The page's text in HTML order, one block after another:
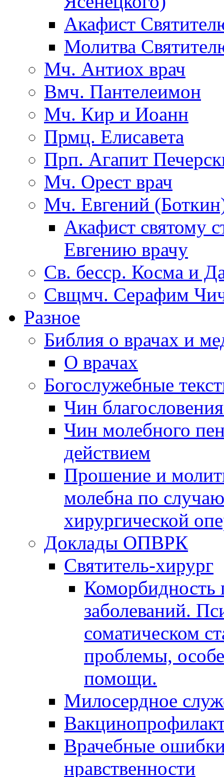
Акафист
Молитва
Мч. Антиох врач
Вмч. Пантелеимон
Мч. Кир и Иоанн
Прмц. Елисавета
Прп. Агапит
Мч. Орест врач
Мч. Евгений
Акафист святому
Евгению врачу
Св. бесср. Косма и
Свщмч. Серафим
Разное
Библия о врачах и
О врачах
Богослужебные
Чин
Чин молебного
действием
Прошение и
молебна по
хирургической
Доклады ОПВРК
Святитель-хирург
Коморбидность
заболеваний.
соматическом
проблемы,
помощи.
Милосердное
Врачебные ошибки
нравственности